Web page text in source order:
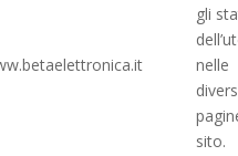
gli
nelle
sito.